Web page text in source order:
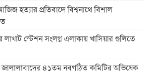
হত্যার প্রতিবাদে বিশ্বনাথে বিশাল
লাখাট স্টেশন সংলগ্ন এলাকায় খাসিয়ার গুলিতে
জালালাবাদের ৪১তম নবগঠিত কমিটির অভিষেক